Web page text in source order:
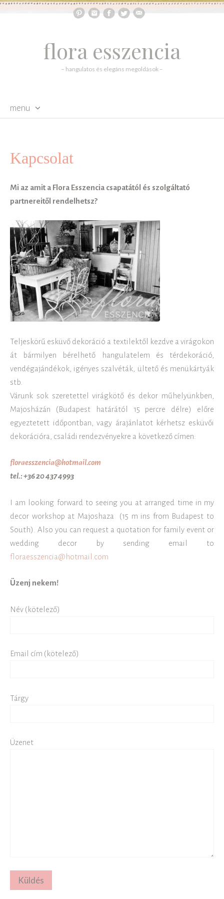
flora esszencia
– hangulatos és elegáns megoldások –
menu
Kapcsolat
Mi az amit a Flora Esszencia csapatától és szolgáltató
partnereitől rendelhetsz?
Teljeskörű esküvő dekoráció a textilektől kezdve a virágokon
át bármilyen bérelhető hangulatelem és térdekoráció,
vendégajándékok, igényes szalvéták, ültető és menükártyák
stb.
Várunk sok szeretettel virágkötő és dekor műhelyünkben,
Majosházán (Budapest határától 15 percre délre) előre
egyeztetett időpontban, vagy árajánlatot kérhetsz esküvői
dekorációra, családi rendezvényekre a következő címen:
floraesszencia@hotmail.com
tel.: +36 20 437 4993
I am looking forward to seeing you at arranged time in my
decor workshop at Majoshaza (15 m ins from Budapest to
South). Also you can request a quotation for family event or
wedding decor by sending email to
floraesszencia@hotmail.com
Üzenj nekem!
Név (kötelező)
Email cím (kötelező)
Tárgy
Üzenet